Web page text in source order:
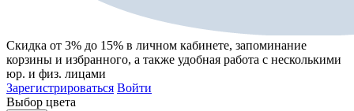
Скидка от 3% до 15% в личном кабинете, запоминание
корзины и избранного, а также удобная работа с несколькими
юр. и физ. лицами
Зарегистрироваться Войти
Выбор цвета